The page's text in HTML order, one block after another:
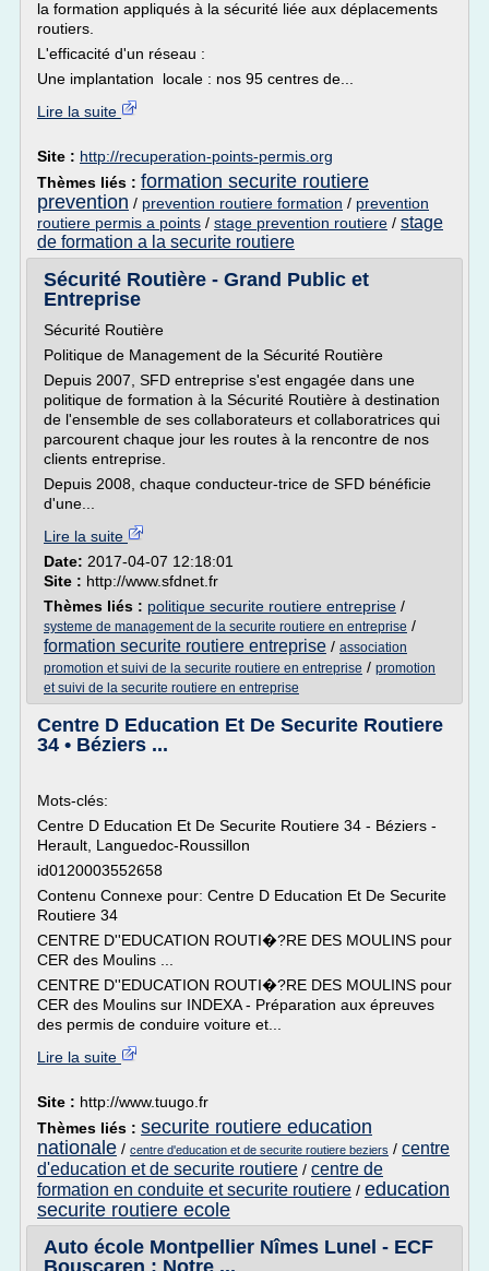
la formation appliqués à la sécurité liée aux déplacements
routiers.
L'efficacité d'un réseau :
Une implantation locale : nos 95 centres de...
Lire la suite
Site : http://recuperation-points-permis.org
Thèmes liés : formation securite routiere
prevention / prevention routiere formation / prevention
routiere permis a points / stage prevention routiere / stage
de formation a la securite routiere
Sécurité Routière - Grand Public et
Entreprise
Sécurité Routière
Politique de Management de la Sécurité Routière
Depuis 2007, SFD entreprise s'est engagée dans une
politique de formation à la Sécurité Routière à destination
de l'ensemble de ses collaborateurs et collaboratrices qui
parcourent chaque jour les routes à la rencontre de nos
clients entreprise.
Depuis 2008, chaque conducteur-trice de SFD bénéficie
d'une...
Lire la suite
Date: 2017-04-07 12:18:01
Site : http://www.sfdnet.fr
Thèmes liés : politique securite routiere entreprise /
systeme de management de la securite routiere en entreprise /
formation securite routiere entreprise / association
promotion et suivi de la securite routiere en entreprise / promotion
et suivi de la securite routiere en entreprise
Centre D Education Et De Securite Routiere
34 • Béziers ...
Mots-clés:
Centre D Education Et De Securite Routiere 34 - Béziers -
Herault, Languedoc-Roussillon
id0120003552658
Contenu Connexe pour: Centre D Education Et De Securite
Routiere 34
CENTRE D''EDUCATION ROUTI�?RE DES MOULINS pour
CER des Moulins ...
CENTRE D''EDUCATION ROUTI�?RE DES MOULINS pour
CER des Moulins sur INDEXA - Préparation aux épreuves
des permis de conduire voiture et...
Lire la suite
Site : http://www.tuugo.fr
Thèmes liés : securite routiere education
nationale / centre d'education et de securite routiere beziers / centre
d'education et de securite routiere / centre de
formation en conduite et securite routiere / education
securite routiere ecole
Auto école Montpellier Nîmes Lunel - ECF
Bouscaren : Notre ...